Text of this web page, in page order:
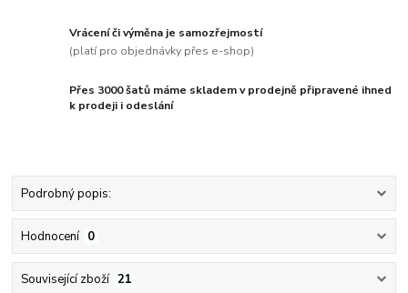
Vrácení či výměna je samozřejmostí
(platí pro objednávky přes e-shop)
Přes 3000 šatů máme skladem v prodejně připravené ihned
k prodeji i odeslání
Podrobný popis:
Hodnocení 0
Související zboží 21